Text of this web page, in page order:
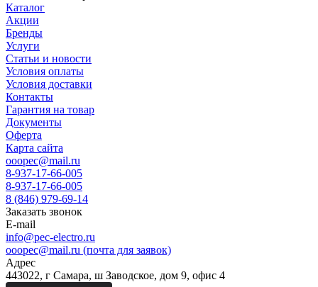
Каталог
Акции
Бренды
Услуги
Статьи и новости
Условия оплаты
Условия доставки
Контакты
Гарантия на товар
Документы
Оферта
Карта сайта
ooopec@mail.ru
8-937-17-66-005
8-937-17-66-005
8 (846) 979-69-14
Заказать звонок
E-mail
info@pec-electro.ru
ooopec@mail.ru (почта для заявок)
Адрес
443022, г Самара, ш Заводское, дом 9, офис 4